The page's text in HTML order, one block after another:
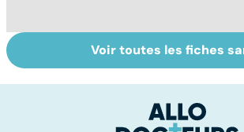
Tout savoir sur
les infections
d'angine ?
Voir toutes les fiches